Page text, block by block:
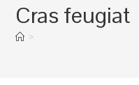
Cras feugiat
>